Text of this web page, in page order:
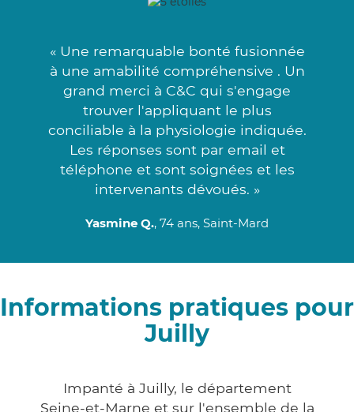
« Une remarquable bonté fusionnée
à une amabilité compréhensive . Un
grand merci à C&C qui s'engage
trouver l'appliquant le plus
conciliable à la physiologie indiquée.
Les réponses sont par email et
téléphone et sont soignées et les
intervenants dévoués. »
Yasmine Q., 74 ans, Saint-Mard
Informations pratiques pour
Juilly
Impanté à Juilly, le département
Seine-et-Marne et sur l'ensemble de la